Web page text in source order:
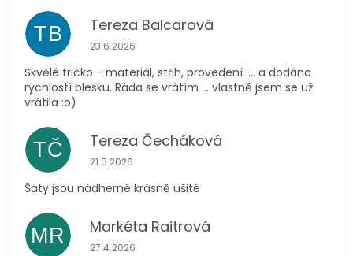
TB Tereza Balcarová
Hodnocení obchodu je 5 z 5 hvězdiček.
23.6.2026
Skvělé tričko - materiál, střih, provedení .... a dodáno
rychlostí blesku. Ráda se vrátím ... vlastně jsem se už
vrátila :o)
TČ Tereza Čecháková
Hodnocení obchodu je 5 z 5 hvězdiček.
21.5.2026
Šaty jsou nádherné krásně ušité
MR Markéta Raitrová
Hodnocení obchodu je 5 z 5 hvězdiček.
27.4.2026